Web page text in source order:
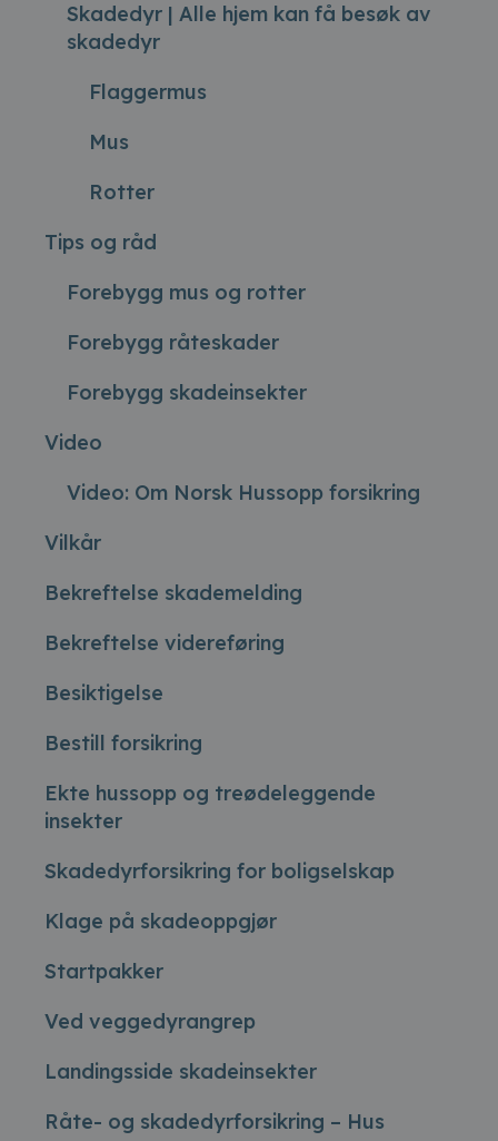
Skadedyr | Alle hjem kan få besøk av
skadedyr
Flaggermus
Mus
Rotter
Tips og råd
Forebygg mus og rotter
Forebygg råteskader
Forebygg skadeinsekter
Video
Video: Om Norsk Hussopp forsikring
Vilkår
Bekreftelse skademelding
Bekreftelse videreføring
Besiktigelse
Bestill forsikring
Ekte hussopp og treødeleggende
insekter
Skadedyrforsikring for boligselskap
Klage på skadeoppgjør
Startpakker
Ved veggedyrangrep
Landingsside skadeinsekter
Råte- og skadedyrforsikring – Hus